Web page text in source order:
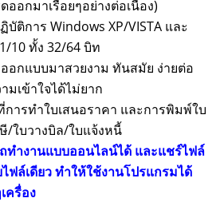
อกมาเรื่อยๆอย่างต่อเนื่อง)
ติการ Windows XP/VISTA และ
10 ทั้ง 32/64 บิท
อกแบบมาสวยงาม ทันสมัย ง่ายต่อ
มเข้าใจได้ไม่ยาก
ารทำใบเสนอราคา และการพิมพ์ใบ
/ใบวางบิล/ใบแจ้งหนี้
ทำงานแบบออนไลน์ได้ และแชร์ไฟล์
ฟล์เดียว ทำให้ใช้งานโปรแกรมได้
ครื่อง